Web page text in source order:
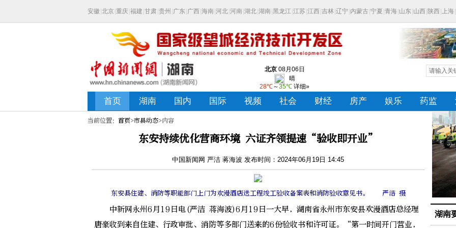
当前位置： 首页>市县动态>内容
东安持续优化营商环境 六证齐领提速“验收即开业”
中国新闻网 严洁 蒋海波 发布时间：2024年06月19日 14:45
东安县住建、消防等职能部门上门为欢漫酒店送工程竣工验收备案表和消防验收意见书。 严洁 摄
中新网永州6月19日电(严洁 蒋海波)6月19日一大早，湖南省永州市东安县欢漫酒店总经理
唐豪收到来自住建、行政审批、消防等多部门送来的6份验收书和许可证。“第一时间开门营业，
湖南